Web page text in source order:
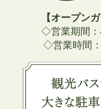
【オープン
◇営業期間：
◇営業時間